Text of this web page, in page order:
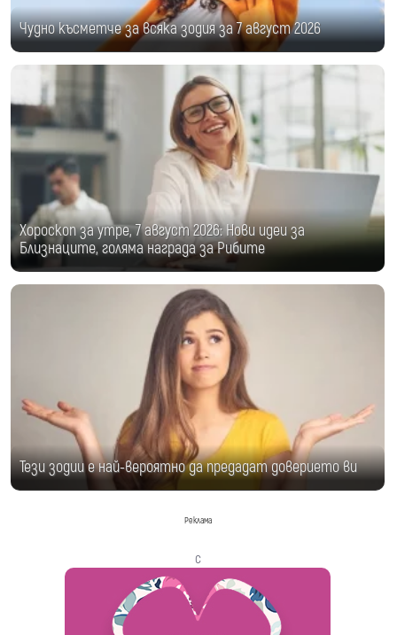
Чудно късметче за всяка зодия за 7 август 2026
Хороскоп за утре, 7 август 2026: Нови идеи за
Близнаците, голяма награда за Рибите
Тези зодии е най-вероятно да предадат доверието ви
Реклама
с